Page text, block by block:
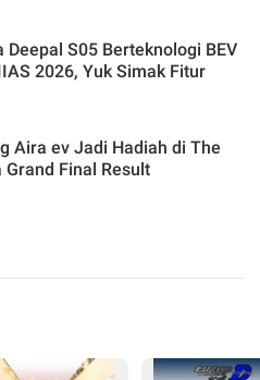
Deepal S05 Berteknologi BEV
2026, Yuk Simak Fitur
Aira ev Jadi Hadiah di The
Final Result